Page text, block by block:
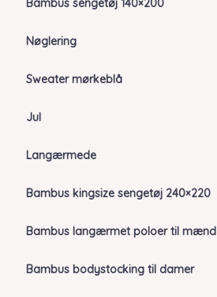
Bambus sengetøj 140×200
Nøglering
Sweater mørkeblå
Jul
Langærmede
Bambus kingsize sengetøj 240×220
Bambus langærmet poloer til mænd
Bambus bodystocking til damer